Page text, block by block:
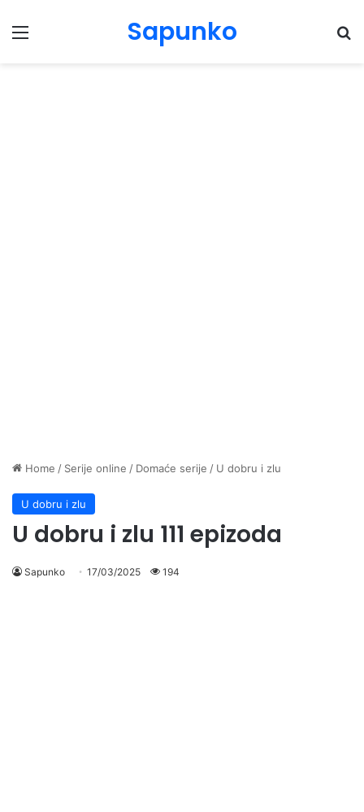
Menu Sapunko
Home / Serije online / Domaće serije / U dobru i zlu
U dobru i zlu
U dobru i zlu 111 epizoda
Sapunko 17/03/2025 194